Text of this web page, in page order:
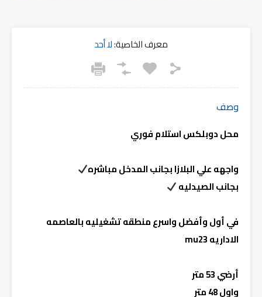
معرف الخاصية:لا أحد
وصف
محل دوبلكس استلام فوري
واجهه علي البلازا بجانب المدخل مباشره
بجانب الصيدليه
في أول وأفضل واسرع منطقه تشغيليه بالعاصمه
الاداريه mu23
أرضي 53 متر
واول 48 متر